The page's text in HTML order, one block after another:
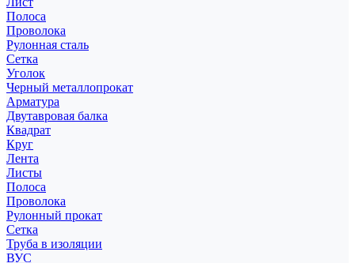
Полоса
Проволока
Рулонная сталь
Сетка
Уголок
Черный металлопрокат
Арматура
Двутавровая балка
Квадрат
Круг
Лента
Листы
Полоса
Проволока
Рулонный прокат
Сетка
Труба в изоляции
ВУС